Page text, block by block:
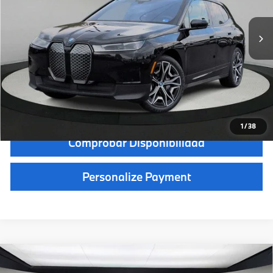
1/38
50 498 $
-1 000 $
Gastos de tramitación:
+999 $
Tarifa de la agencia de matrículas personalizadas:
+66 $
Precio en libras esterlinas
50 563 dólares
Haga Clic Para Llamar
Comprobar Disponibilidad
Personalize Payment
2024BMW iXxDrive50 $50,563
Compare Vehicle